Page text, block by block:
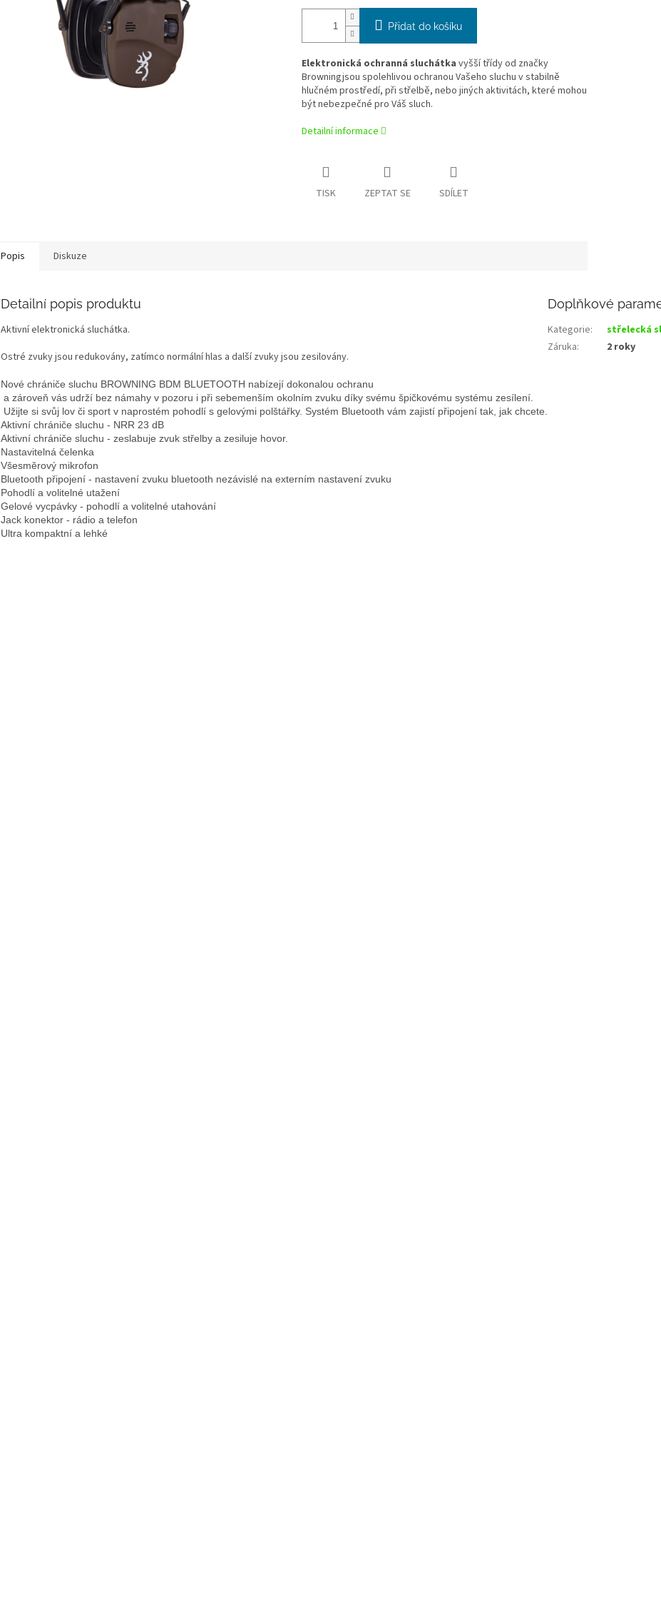
Přidat do košíku
Elektronická ochranná sluchátka vyšší třídy od značky
Browningjsou spolehlivou ochranou Vašeho sluchu v stabilně
hlučném prostředí, při střelbě, nebo jiných aktivitách, které mohou
být nebezpečné pro Váš sluch.
Detailní informace
TISK ZEPTAT SE SDÍLET
Popis Diskuze
Detailní popis produktu
Aktivní elektronická sluchátka.
Ostré zvuky jsou redukovány, zatímco normální hlas a další zvuky jsou zesilovány.
Nové chrániče sluchu BROWNING BDM BLUETOOTH nabízejí dokonalou ochranu
a zároveň vás udrží bez námahy v pozoru i při sebemenším okolním zvuku díky svému špičkovému systému zesílení.
Užijte si svůj lov či sport v naprostém pohodlí s gelovými polštářky. Systém Bluetooth vám zajistí připojení tak, jak chcete.
Aktivní chrániče sluchu - NRR 23 dB
Aktivní chrániče sluchu - zeslabuje zvuk střelby a zesiluje hovor.
Nastavitelná čelenka
Všesměrový mikrofon
Bluetooth připojení - nastavení zvuku bluetooth nezávislé na externím nastavení zvuku
Pohodlí a volitelné utažení
Gelové vycpávky - pohodlí a volitelné utahování
Jack konektor - rádio a telefon
Ultra kompaktní a lehké
Doplňkové
Kategorie:
střelecká
Záruka: 2 roky